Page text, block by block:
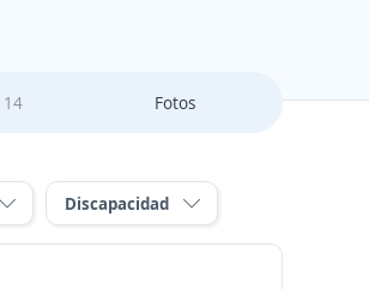
14 Fotos
Discapacidad